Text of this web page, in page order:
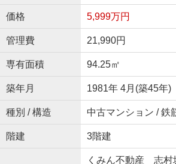
価格 5,999万円
管理費 21,990円
専有面積 94.25㎡
築年月 1981年 4月(築45年)
種別 / 構造 中古マンション / 鉄
階建 3階建
くみん不動産 志村